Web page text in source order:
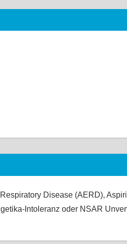
Disease (AERD),
Intoleranz oder NSAR